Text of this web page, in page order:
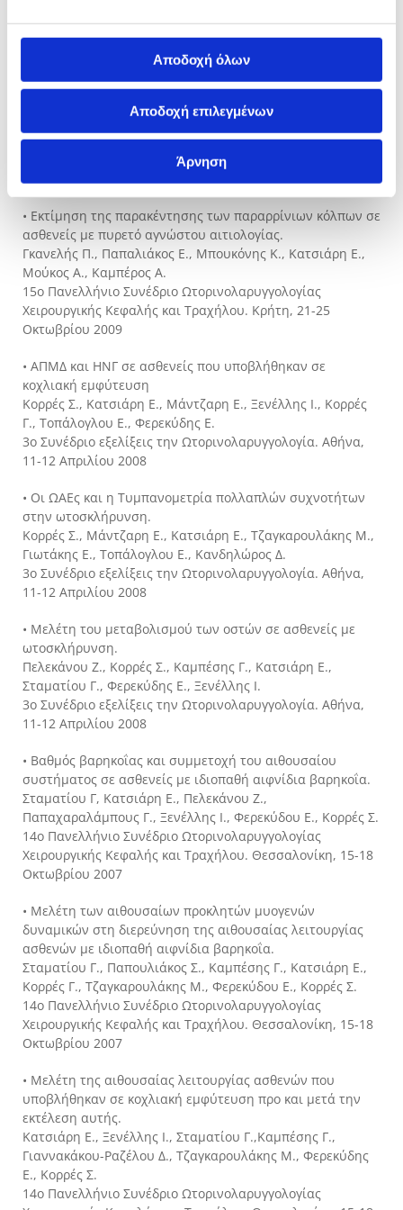
Αποδοχή όλων
Αποδοχή επιλεγμένων
Άρνηση
Οκτωβρίου 2009
• Βιντεονυσταγμογραφικά ευρήματα στον καλοήθη
παροξυσμικό ίλιγγο θέσεως.
Μπαλατσούρας Δ., Κουκούτσης Γ., Μούκος Α., Μπουκόνης
Κ., Κατσιάρη Ε., Καμπέρος Α.
15ο Πανελλήνιο Συνέδριο Ωτορινολαρυγγολογίας
Χειρουργικής Κεφαλής και Τραχήλου. Κρήτη, 21-25
Οκτωβρίου 2009
• Εκτίμηση της παρακέντησης των παραρρίνιων κόλπων σε
ασθενείς με πυρετό αγνώστου αιτιολογίας.
Γκανελής Π., Παπαλιάκος Ε., Μπουκόνης Κ., Κατσιάρη Ε.,
Μούκος Α., Καμπέρος Α.
15ο Πανελλήνιο Συνέδριο Ωτορινολαρυγγολογίας
Χειρουργικής Κεφαλής και Τραχήλου. Κρήτη, 21-25
Οκτωβρίου 2009
• ΑΠΜΔ και ΗΝΓ σε ασθενείς που υποβλήθηκαν σε
κοχλιακή εμφύτευση
Κορρές Σ., Κατσιάρη Ε., Μάντζαρη Ε., Ξενέλλης Ι., Κορρές
Γ., Τοπάλογλου Ε., Φερεκύδης Ε.
3ο Συνέδριο εξελίξεις την Ωτορινολαρυγγολογία. Αθήνα,
11-12 Απριλίου 2008
• Οι ΩΑΕς και η Τυμπανομετρία πολλαπλών συχνοτήτων
στην ωτοσκλήρυνση.
Κορρές Σ., Μάντζαρη Ε., Κατσιάρη Ε., Τζαγκαρουλάκης Μ.,
Γιωτάκης Ε., Τοπάλογλου Ε., Κανδηλώρος Δ.
3ο Συνέδριο εξελίξεις την Ωτορινολαρυγγολογία. Αθήνα,
11-12 Απριλίου 2008
• Μελέτη του μεταβολισμού των οστών σε ασθενείς με
ωτοσκλήρυνση.
Πελεκάνου Ζ., Κορρές Σ., Καμπέσης Γ., Κατσιάρη Ε.,
Σταματίου Γ., Φερεκύδης Ε., Ξενέλλης Ι.
3ο Συνέδριο εξελίξεις την Ωτορινολαρυγγολογία. Αθήνα,
11-12 Απριλίου 2008
• Βαθμός βαρηκοΐας και συμμετοχή του αιθουσαίου
συστήματος σε ασθενείς με ιδιοπαθή αιφνίδια βαρηκοΐα.
Σταματίου Γ, Κατσιάρη Ε., Πελεκάνου Ζ.,
Παπαχαραλάμπους Γ., Ξενέλλης Ι., Φερεκύδου Ε., Κορρές Σ.
14ο Πανελλήνιο Συνέδριο Ωτορινολαρυγγολογίας
Χειρουργικής Κεφαλής και Τραχήλου. Θεσσαλονίκη, 15-18
Οκτωβρίου 2007
• Μελέτη των αιθουσαίων προκλητών μυογενών
δυναμικών στη διερεύνηση της αιθουσαίας λειτουργίας
ασθενών με ιδιοπαθή αιφνίδια βαρηκοΐα.
Σταματίου Γ., Παπουλιάκος Σ., Καμπέσης Γ., Κατσιάρη Ε.,
Κορρές Γ., Τζαγκαρουλάκης Μ., Φερεκύδου Ε., Κορρές Σ.
14ο Πανελλήνιο Συνέδριο Ωτορινολαρυγγολογίας
Χειρουργικής Κεφαλής και Τραχήλου. Θεσσαλονίκη, 15-18
Οκτωβρίου 2007
• Μελέτη της αιθουσαίας λειτουργίας ασθενών που
υποβλήθηκαν σε κοχλιακή εμφύτευση προ και μετά την
εκτέλεση αυτής.
Κατσιάρη Ε., Ξενέλλης Ι., Σταματίου Γ.,Καμπέσης Γ.,
Γιαννακάκου-Ραζέλου Δ., Τζαγκαρουλάκης Μ., Φερεκύδης
Ε., Κορρές Σ.
14ο Πανελλήνιο Συνέδριο Ωτορινολαρυγγολογίας